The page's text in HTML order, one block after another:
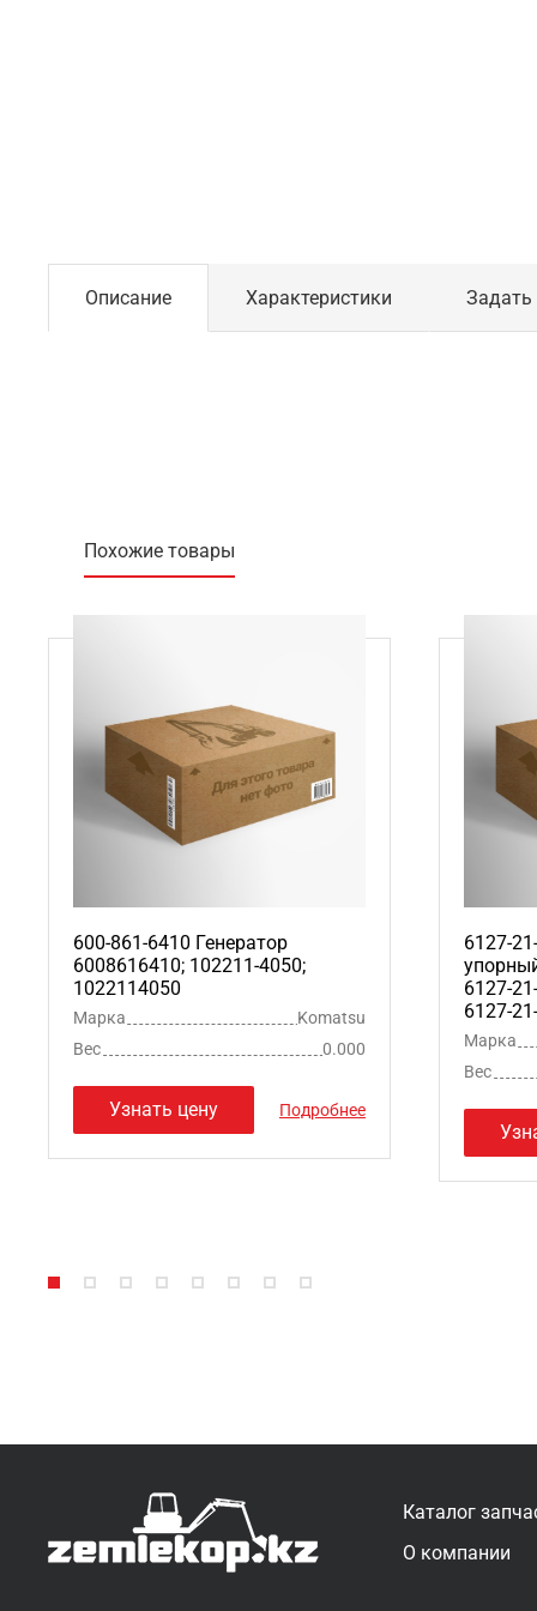
Описание Характеристики Задать
Похожие товары
600-861-6410 Генератор
6008616410; 102211-4050;
1022114050
Марка
Komatsu
Вес
0.000
Узнать цену Подробнее
6127-
6127-
6127-
Марка
Вес
Каталог
О компании